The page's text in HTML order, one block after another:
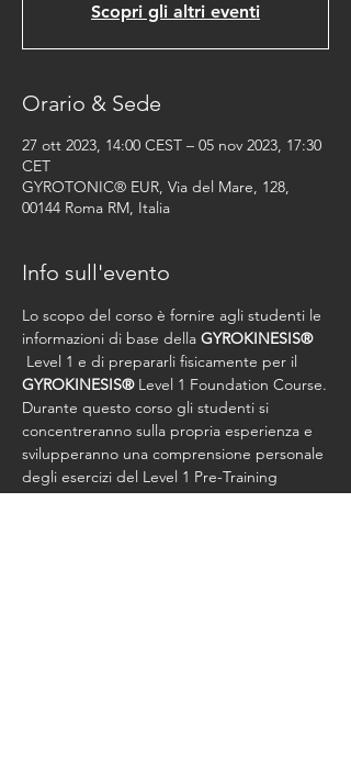
Scopri gli altri eventi
Orario & Sede
27 ott 2023, 14:00 CEST – 05 nov 2023, 17:30
CET
GYROTONIC® EUR, Via del Mare, 128,
00144 Roma RM, Italia
Info sull'evento
Lo scopo del corso è fornire agli studenti le
informazioni di base della GYROKINESIS®
Level 1 e di prepararli fisicamente per il
GYROKINESIS® Level 1 Foundation Course.
Durante questo corso gli studenti si
concentreranno sulla propria esperienza e
svilupperanno una comprensione personale
degli esercizi del Level 1 Pre-Training
Course.